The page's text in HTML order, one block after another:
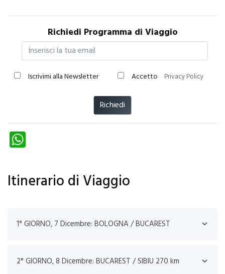
Richiedi Programma di Viaggio
Iscrivimi alla Newsletter Accetto Privacy Policy
Richiedi
ts
A
p
Itinerario di Viaggio
1° GIORNO, 7 Dicembre: BOLOGNA / BUCAREST
2° GIORNO, 8 Dicembre: BUCAREST / SIBIU 270 km